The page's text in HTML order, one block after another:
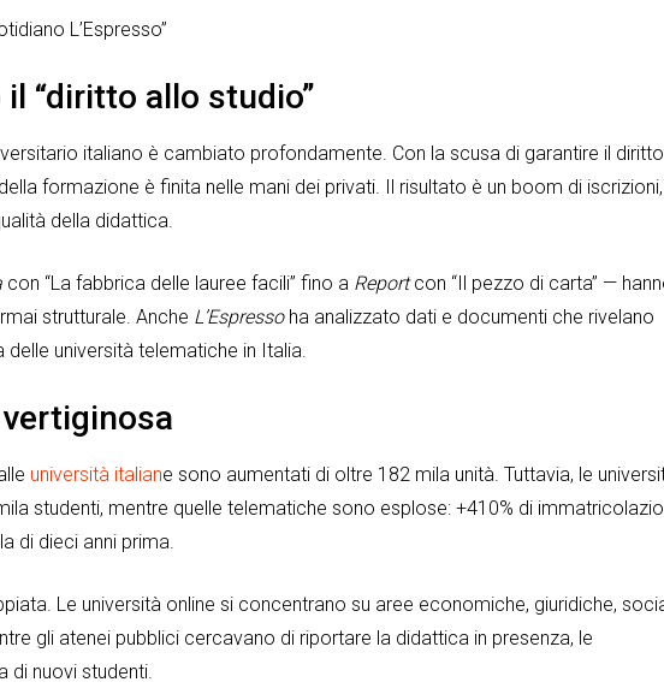
L’Espresso”
“diritto allo studio”
italiano è cambiato profondamente. Con la scusa di garantire il diritto
formazione è finita nelle mani dei privati. Il risultato è un boom di iscrizioni,
della didattica.
con “La fabbrica delle lauree facili” fino a Reportcon “Il pezzo di carta” —
strutturale. Anche L’Espressoha analizzato dati e documenti che rivelano
università telematiche in Italia.
università italiane sono aumentati di oltre 182 mila unità. Tuttavia, le
studenti, mentre quelle telematiche sono esplose: +410% di
di dieci anni prima.
Le università online si concentrano su aree economiche, giuridiche,
gli atenei pubblici cercavano di riportare la didattica in presenza, le
nuovi studenti.